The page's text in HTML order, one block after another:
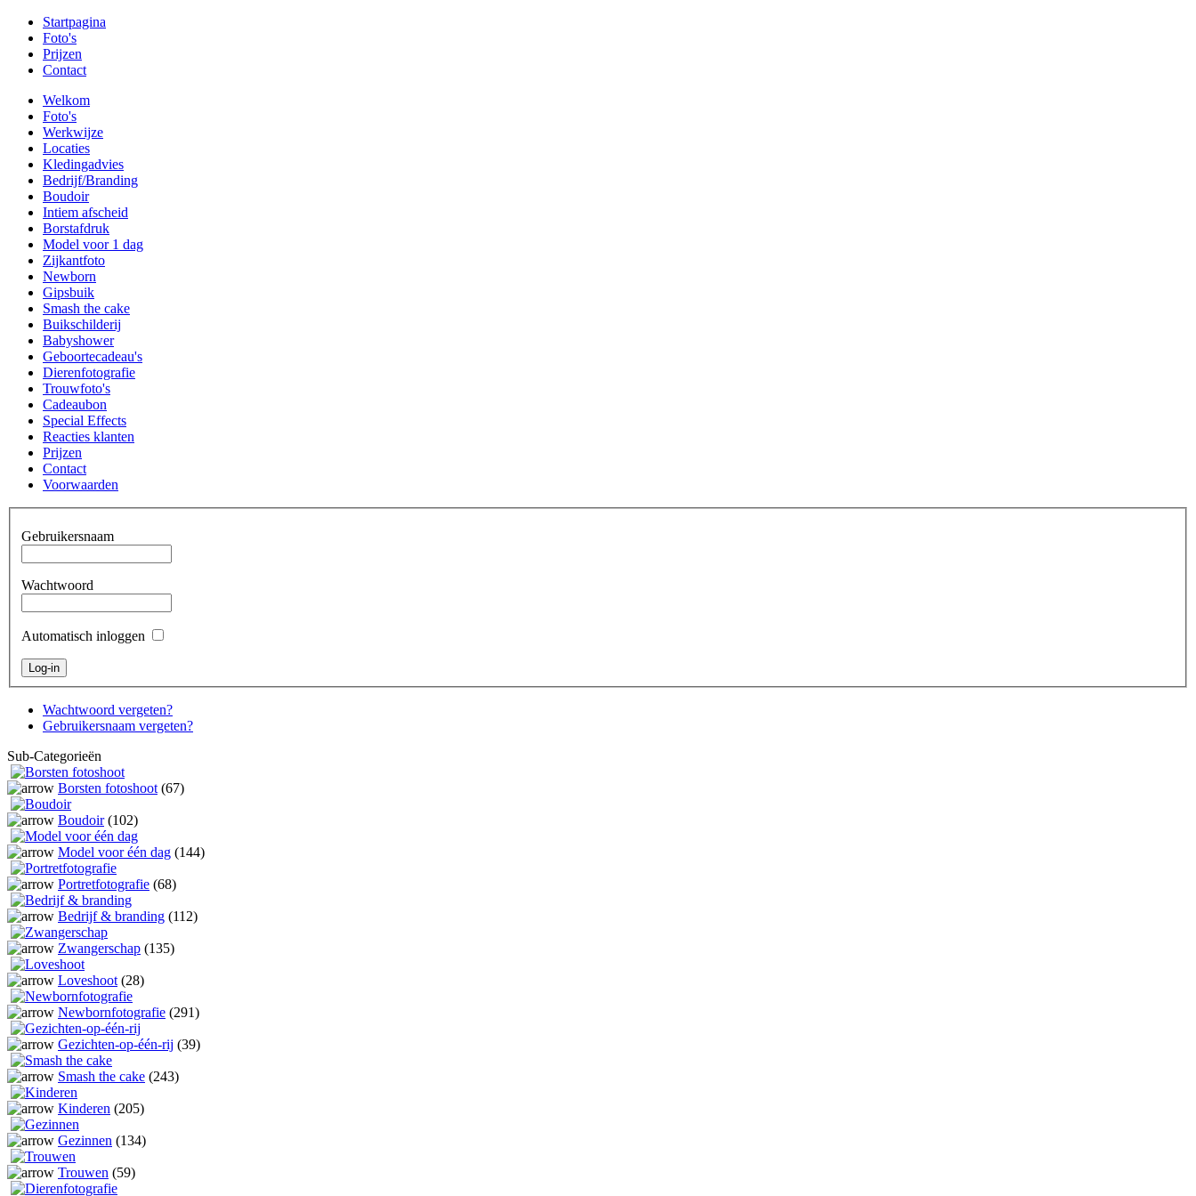
Startpagina
Foto's
Prijzen
Contact
Welkom
Foto's
Werkwijze
Locaties
Kledingadvies
Bedrijf/Branding
Boudoir
Intiem afscheid
Borstafdruk
Model voor 1 dag
Zijkantfoto
Newborn
Gipsbuik
Smash the cake
Buikschilderij
Babyshower
Geboortecadeau's
Dierenfotografie
Trouwfoto's
Cadeaubon
Special Effects
Reacties klanten
Prijzen
Contact
Voorwaarden
Gebruikersnaam
Wachtwoord
Automatisch inloggen
Wachtwoord vergeten?
Gebruikersnaam vergeten?
Sub-Categorieën
Borsten fotoshoot (67)
Boudoir(102)
Model voor één dag (144)
Portretfotografie (68)
Bedrijf & branding (112)
Zwangerschap (135)
Loveshoot (28)
Newbornfotografie (291)
Gezichten-op-één-rij (39)
Smash the cake (243)
Kinderen (205)
Gezinnen (134)
Trouwen (59)